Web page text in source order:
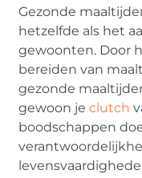
Gezonde
hetzelfde als het
gewoonten. Door
bereiden van
gezonde
gewoon ​​jeclutch
boodschappen